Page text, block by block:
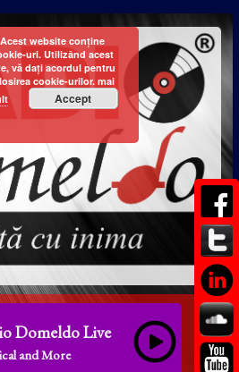
Domeldo Live
and More
Acest website conține
uri. Utilizând acest
vă dați acordul pentru
cookie-urilor. mai
Accept